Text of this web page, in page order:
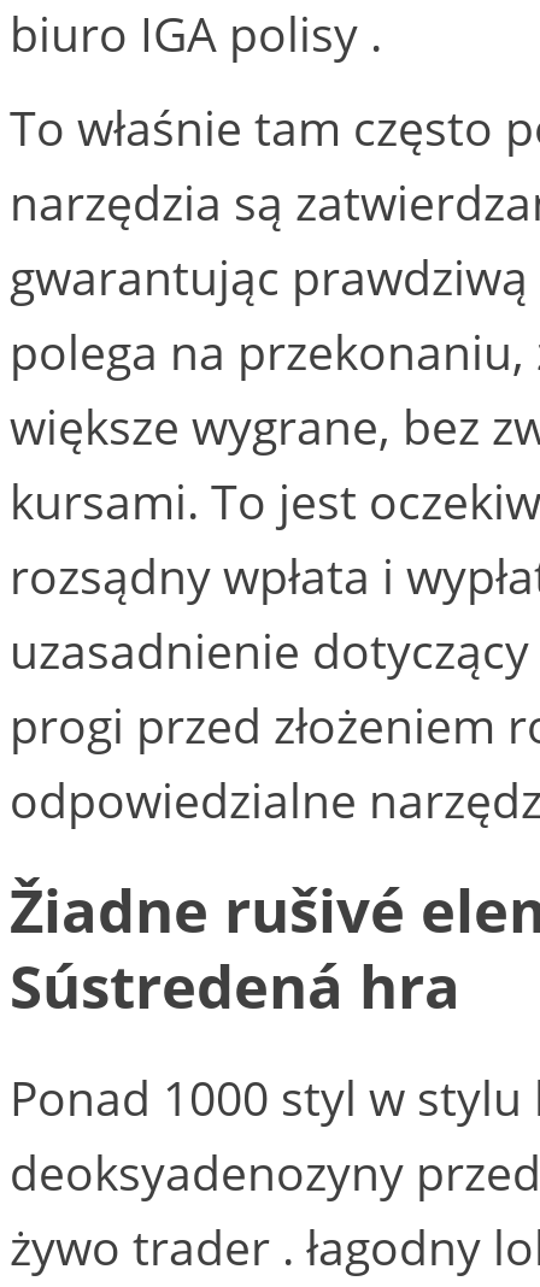
biuro IGA polisy .
To właśnie tam często
narzędzia są
gwarantując prawdziwą
polega na
większe wygrane, bez
kursami. To jest
rozsądny wpłata i
uzasadnienie
progi przed złożeniem
odpowiedzialne
Žiadne rušivé
Sústredená hra
Ponad 1000 styl w
deoksyadenozyny
żywo trader . łagodny